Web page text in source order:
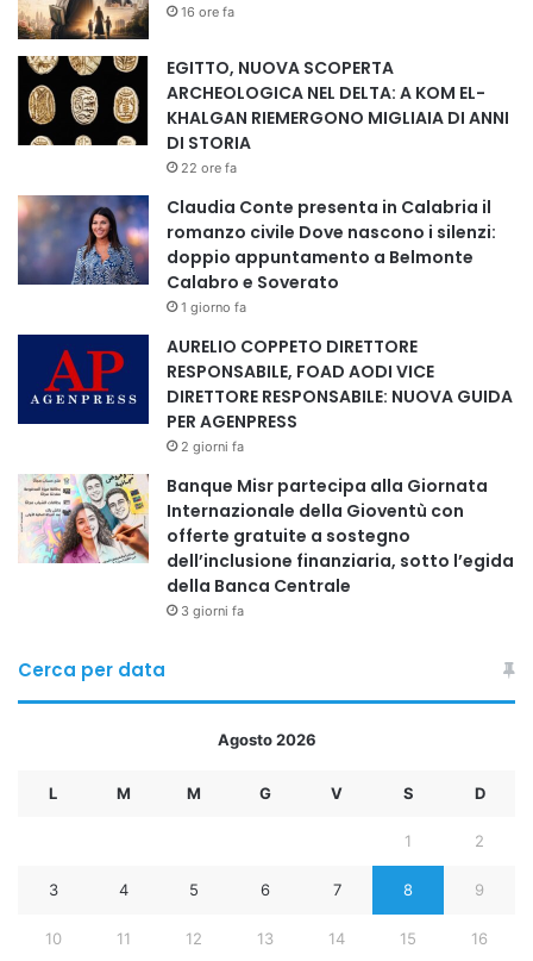
16 ore fa
EGITTO, NUOVA SCOPERTA
ARCHEOLOGICA NEL DELTA: A KOM EL-
KHALGAN RIEMERGONO MIGLIAIA DI ANNI
DI STORIA
22 ore fa
Claudia Conte presenta in Calabria il
romanzo civile Dove nascono i silenzi:
doppio appuntamento a Belmonte
Calabro e Soverato
1 giorno fa
AURELIO COPPETO DIRETTORE
RESPONSABILE, FOAD AODI VICE
DIRETTORE RESPONSABILE: NUOVA GUIDA
PER AGENPRESS
2 giorni fa
Banque Misr partecipa alla Giornata
Internazionale della Gioventù con
offerte gratuite a sostegno
dell’inclusione finanziaria, sotto l’egida
della Banca Centrale
3 giorni fa
Cerca per data
Agosto 2026
L M M G V S D
1 2
3 4 5 6 7 8 9
10 11 12 13 14 15 16